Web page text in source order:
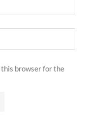
this browser for the